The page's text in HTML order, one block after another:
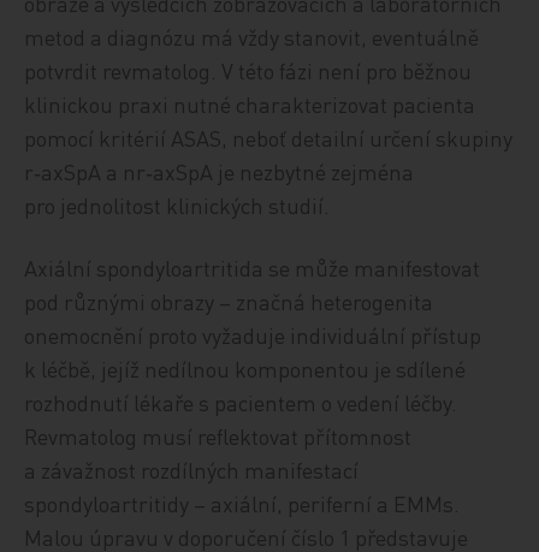
metod a diagnózu má vždy stanovit, eventuálně
potvrdit revmatolog. V této fázi není pro běžnou
klinickou praxi nutné charakterizovat pacienta
pomocí kritérií ASAS, neboť detailní určení skupiny
r‑axSpA a nr‑axSpA je nezbytné zejména
pro jednolitost klinických studií.
Axiální spondyloartritida se může manifestovat
pod různými obrazy – značná heterogenita
onemocnění proto vyžaduje individuální přístup
k léčbě, jejíž nedílnou komponentou je sdílené
rozhodnutí lékaře s pacientem o vedení léčby.
Revmatolog musí reflektovat přítomnost
a závažnost rozdílných manifestací
spondyloartritidy – axiální, periferní a EMMs.
Malou úpravu v doporučení číslo 1 představuje